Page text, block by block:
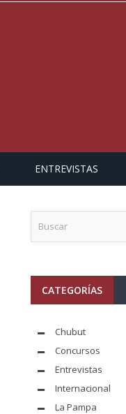
ENTREVISTAS
CATEGORÍAS
Chubut
Concursos
Entrevistas
Internacional
La Pampa